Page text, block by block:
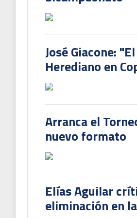
José Giacone:
Herediano en
Arranca el
nuevo formato
Elías Aguilar
eliminación en